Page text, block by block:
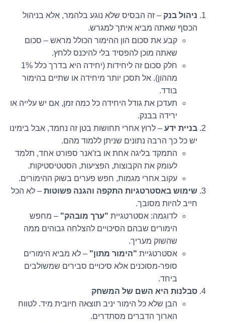
ניהול בנק – זה הבסיס שלא נוגע בלהמר, אלא בניהול
הכסף שאתה מביא איתך למגרש.
קבע את סכום הון ההימור הכולל מראש – סכום
שאתה מוכן להפסיד בלי להיכנס ללחץ.
חלק סכום זה ליחידות (יחידה היא בדרך כלל 1%
מההון). אל תסכן יותר מיחידה או שתיים בהימור
בודד.
תעדכן את גודל היחידה כל כמה זמן, אם יש עלייה או
ירידה בבנק.
בניית ידע – לרוץ אחרי תחושות בטן זה נחמד, אבל בימינו
יש כל כך הרבה נתונים שניתן ללמוד מהם.
התמקד בליגה אחת או בז'אנר ספורט אחד, תלמד
לעומק את הקבוצות, הפציעות, הסטטיסטיקות.
עקוב אחרי מגמות, חפש פערים בשוק ההימורים.
שימוש באסטרטגיות התקפה והגנה פשוטות – לא הכל
חייב להיות מסובך.
לדוגמה: אסטרטגיית "ערך מובהק" – מחפש
הימורים שבהם הסיכויים להצלחה גבוהים ממה
שהשוק מעריך.
אסטרטגיית "הימור מתון" – לא מביא הימורים
סופר-מסוכנים אלא סיכויים סבירים שמשולבים
ביחד.
סבלנות היא השם של המשחק
הבן שלא כל הימור יניב תוצאה חיובית מיד. לטווח
הארוך הדברים מסתדרים.